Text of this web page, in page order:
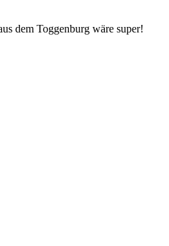
dem Toggenburg wäre super!